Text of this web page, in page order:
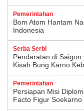
Pemerintahan
Bom Atom Hantam
Indonesia
Serba Serbi
Pendaratan di
Kisah Bung Karno
Pemerintahan
Persiapan Misi
Facto Figur